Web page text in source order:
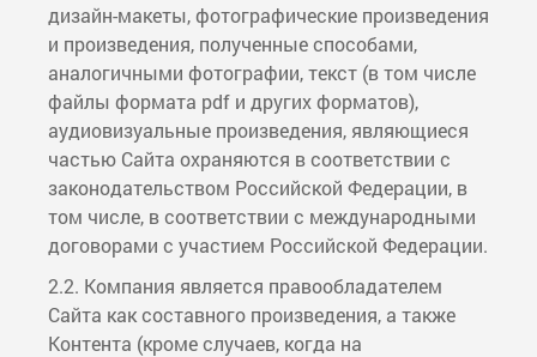
дизайн-макеты, фотографические произведения
и произведения, полученные способами,
аналогичными фотографии, текст (в том числе
файлы формата pdf и других форматов),
аудиовизуальные произведения, являющиеся
частью Сайта охраняются в соответствии с
законодательством Российской Федерации, в
том числе, в соответствии с международными
договорами с участием Российской Федерации.
2.2. Компания является правообладателем
Сайта как составного произведения, а также
Контента (кроме случаев, когда на